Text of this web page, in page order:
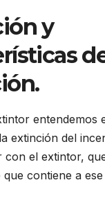
y
entendemos
extinción del
con el extintor,
contiene a